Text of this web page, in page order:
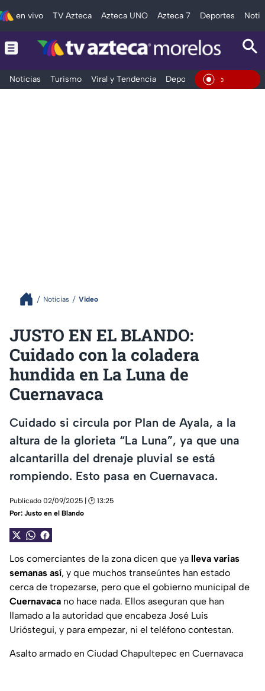
en vivo TV Azteca Azteca UNO Azteca 7 Deportes
Noticias Turismo Viral y Tendencia Deportes Espectáculos
En Vivo
Noticias Video
JUSTO EN EL BLANDO:
Cuidado con la coladera
hundida en La Luna de
Cuernavaca
Cuidado si circula por Plan de Ayala, a la
altura de la glorieta “La Luna”, ya que una
alcantarilla del drenaje pluvial se está
rompiendo. Esto pasa en Cuernavaca.
Publicado 02/09/2025 | 🕑 13:25
Por: Justo en el Blando
Los comerciantes de la zona dicen que ya lleva varias
semanas así, y que muchos transeúntes han estado
cerca de tropezarse, pero que el gobierno municipal de
Cuernavaca no hace nada. Ellos aseguran que han
llamado a la autoridad que encabeza José Luis
Urióstegui, y para empezar, ni el teléfono contestan.
Asalto armado en Ciudad Chapultepec en Cuernavaca